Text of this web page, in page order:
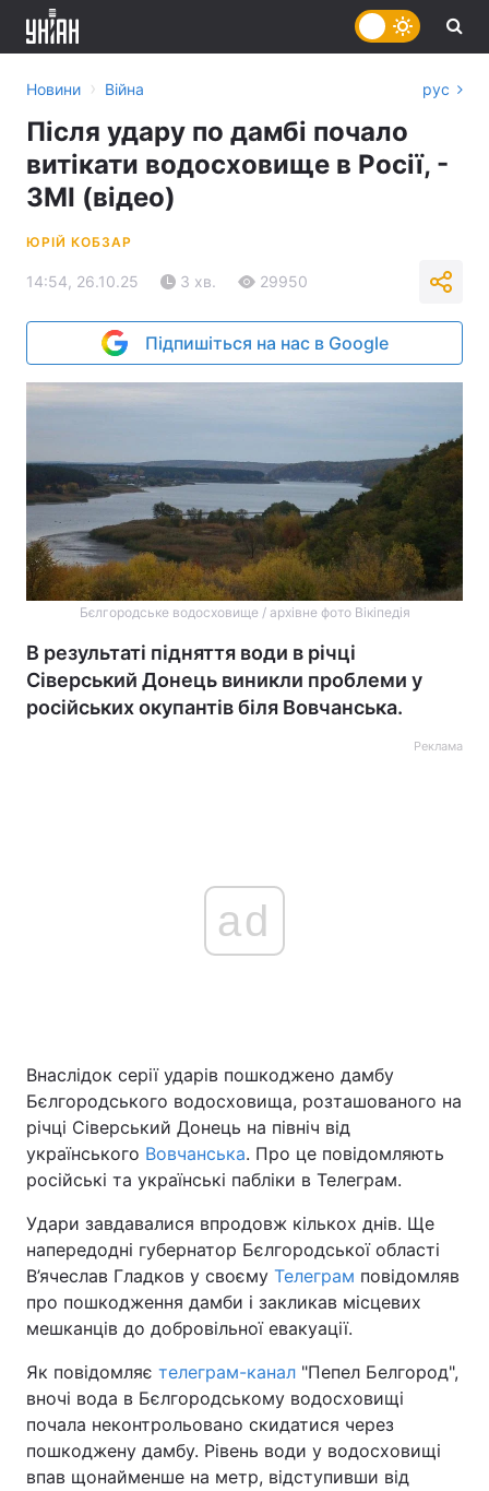
Головна Війна
Україна Політика
Економіка Світ
Спорт Наука
Техно і зв'язок Лайт
Зброя Інциденти
Цікавинки Погода
Екологія Регіони
Новини › Війна рус
Після удару по дамбі почало
витікати водосховище в Росії, -
ЗМІ (відео)
ЮРІЙ КОБЗАР
14:54, 26.10.25 3 хв. 29950
Підпишіться на нас в Google
Бєлгородське водосховище / архівне фото Вікіпедія
В результаті підняття води в річці
Сіверський Донець виникли проблеми у
російських окупантів біля Вовчанська.
Реклама
ad
Внаслідок серії ударів пошкоджено дамбу
Бєлгородського водосховища, розташованого на
річці Сіверський Донець на північ від
українського Вовчанська. Про це повідомляють
російські та українські пабліки в Телеграм.
Удари завдавалися впродовж кількох днів. Ще
напередодні губернатор Бєлгородської області
В’ячеслав Гладков у своєму Телеграм повідомляв
про пошкодження дамби і закликав місцевих
мешканців до добровільної евакуації.
Як повідомляє телеграм-канал "Пепел Белгород",
вночі вода в Бєлгородському водосховищі
почала неконтрольовано скидатися через
пошкоджену дамбу. Рівень води у водосховищі
впав щонайменше на метр, відступивши від